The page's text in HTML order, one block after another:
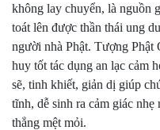
không lay chuyển, là nguồn
toát lên được thần thái ung
người nhà Phật. Tượng Phật
huy tốt tác dụng an lạc cảm
sẽ, tinh khiết, giản dị giúp
tĩnh, dễ sinh ra cảm giác
thẳng mệt mỏi.